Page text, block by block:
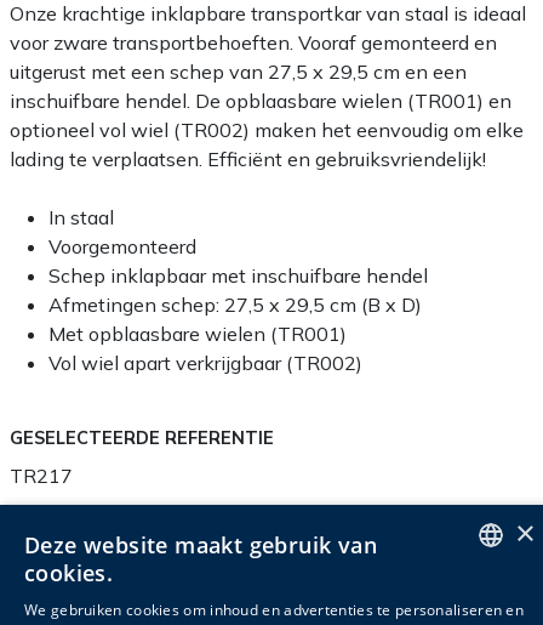
Onze krachtige inklapbare transportkar van staal is ideaal
voor zware transportbehoeften. Vooraf gemonteerd en
uitgerust met een schep van 27,5 x 29,5 cm en een
inschuifbare hendel. De opblaasbare wielen (TR001) en
optioneel vol wiel (TR002) maken het eenvoudig om elke
lading te verplaatsen. Efficiënt en gebruiksvriendelijk!
In staal
Voorgemonteerd
Schep inklapbaar met inschuifbare hendel
Afmetingen schep: 27,5 x 29,5 cm (B x D)
Met opblaasbare wielen (TR001)
Vol wiel apart verkrijgbaar (TR002)
GESELECTEERDE REFERENTIE
TR217
Productinfo Verpakkingsinfo Accessoires
×
Deze website maakt gebruik van
cookies.
We gebruiken cookies om inhoud en advertenties te personaliseren en